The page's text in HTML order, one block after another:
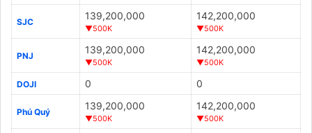
SJC
139,200,000
▼500K
142,200,000
▼500K
PNJ
139,200,000
▼500K
142,200,000
▼500K
DOJI 0 0
Phú Quý
139,200,000
▼500K
142,200,000
▼500K